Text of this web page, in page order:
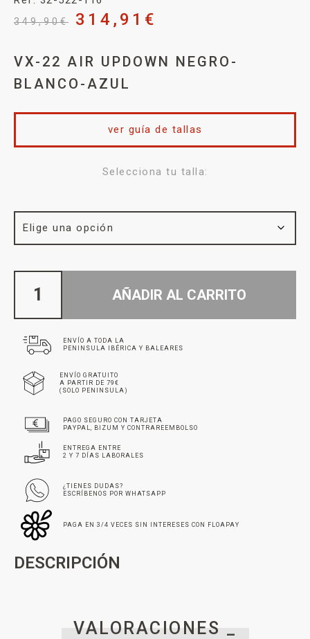
349,90€ 314,91 €
VX-22 AIR UPDOWN NEGRO-
BLANCO-AZUL
Selecciona tu talla:
ver guía de tallas
AÑADIR AL CARRITO
ENVÍO A TODA LA
PENINSULA IBÉRICA Y BALEARES
ENVÍO GRATUITO
A PARTIR DE 79€
(SOLO PENINSULA)
PAGO SEGURO CON TARJETA
PAYPAL, BIZUM Y CONTRAREEMBOLSO
ENTREGA ENTRE
2 Y 7 DÍAS LABORALES
¿TIENES DUDAS?
ESCRÍBENOS POR WHATSAPP
PAGA EN 3/4 VECES SIN INTERESES CON FLOAPAY
DESCRIPCIÓN
VALORACIONES _